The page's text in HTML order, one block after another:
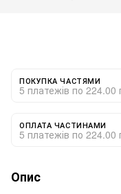
ПОКУПКА ЧАСТЯМИ
5 платежів по 224.00
ОПЛАТА ЧАСТИНАМИ
5 платежів по 224.00
Опис